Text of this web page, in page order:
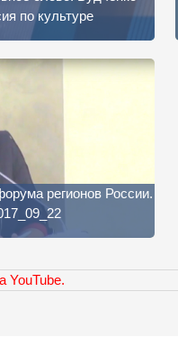
по культуре
регионов России.
YouTube.